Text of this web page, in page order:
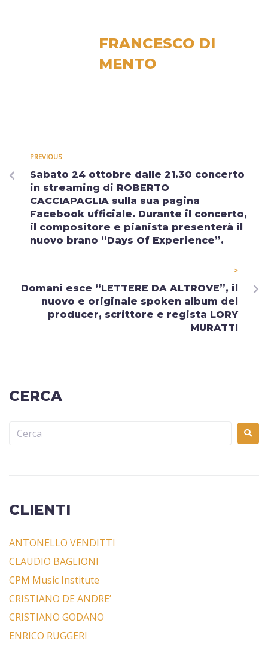
FRANCESCO DI
MENTO
PREVIOUS
Sabato 24 ottobre dalle 21.30 concerto
in streaming di ROBERTO
CACCIAPAGLIA sulla sua pagina
Facebook ufficiale. Durante il concerto,
il compositore e pianista presenterà il
nuovo brano “Days Of Experience”.
>
Domani esce “LETTERE DA ALTROVE”, il
nuovo e originale spoken album del
producer, scrittore e regista LORY
MURATTI
CERCA
CLIENTI
ANTONELLO VENDITTI
CLAUDIO BAGLIONI
CPM Music Institute
CRISTIANO DE ANDRE’
CRISTIANO GODANO
ENRICO RUGGERI